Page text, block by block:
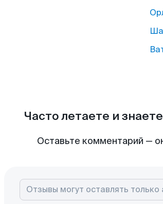
Часто летаете и
Оставьте комментарий —